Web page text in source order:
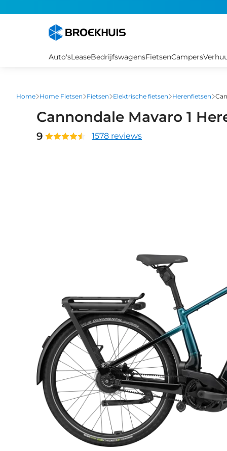
Auto'sLeaseBedrijfswagensFietsenCampers
Home Home Fietsen Fietsen Elektrische fietsen Herenfietsen
Cannondale Mavaro 1
9 1578 reviews